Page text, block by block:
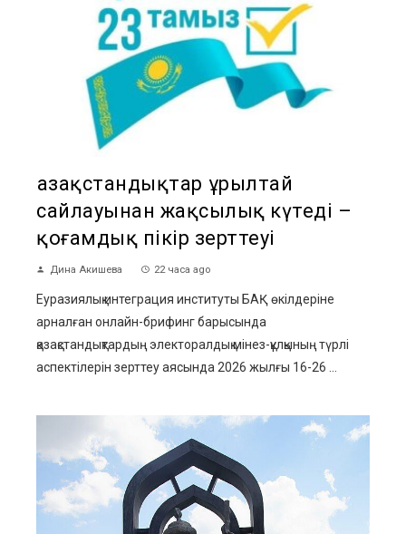
Қазақстандықтар Құрылтай
сайлауынан жақсылық күтеді –
қоғамдық пікір зерттеуі
Дина Акишева 22 часа ago
Еуразиялық интеграция институты БАҚ өкілдеріне
арналған онлайн-брифинг барысында
қазақстандықтардың электоралдық мінез-құлқының түрлі
аспектілерін зерттеу аясында 2026 жылғы 16-26 ...